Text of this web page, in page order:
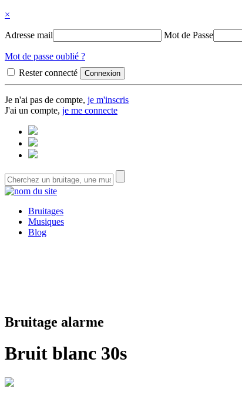
×
Adresse mail Mot de Passe
Mot de passe oublié ?
Rester connecté
Je n'ai pas de compte, je m'inscris
J'ai un compte, je me connecte
Bruitages
Musiques
Blog
Bruitage alarme
Bruit blanc 30s